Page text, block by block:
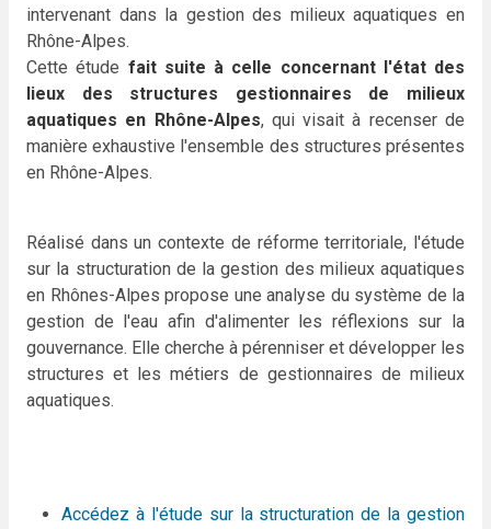
intervenant dans la gestion des milieux aquatiques en
Rhône-Alpes.
Cette étude fait suite à celle concernant l'état des
lieux des structures gestionnaires de milieux
aquatiques en Rhône-Alpes, qui visait à recenser de
manière exhaustive l'ensemble des structures présentes
en Rhône-Alpes.
Réalisé dans un contexte de réforme territoriale, l'étude
sur la structuration de la gestion des milieux aquatiques
en Rhônes-Alpes propose une analyse du système de la
gestion de l'eau afin d'alimenter les réflexions sur la
gouvernance. Elle cherche à pérenniser et développer les
structures et les métiers de gestionnaires de milieux
aquatiques.
Accédez à l'étude sur la structuration de la gestion